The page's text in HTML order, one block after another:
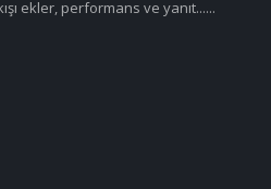
ekler, performans ve yanıt......